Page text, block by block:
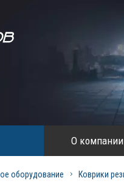
О компании
оборудование Коврики